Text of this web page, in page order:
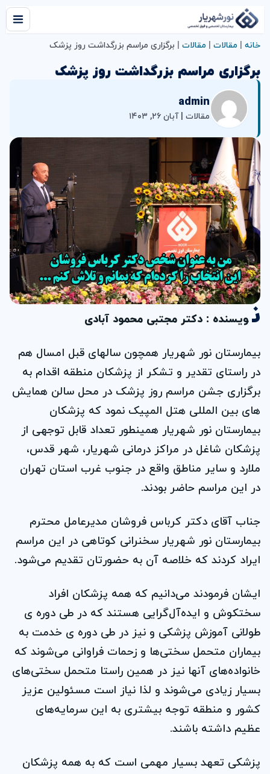
خانه مقالات مقالات برگزاری مراسم بزرگداشت روز پزشک
برگزاری مراسم بزرگداشت روز پزشک
admin
مقالات | آبان ۲۶, ۱۴۰۳
ن ویسنده : دکتر مجتبی محمود آبادی
بیمارستان نور شهریار همچون سالهای قبل امسال هم
در راستای تقدیر و تشکر از پزشکان منطقه اقدام به
برگزاری جشن مراسم روز پزشک در محل سالن همایش
های بین المللی هتل المپیک نمود که پزشکان
بیمارستان نور شهریار همینطور تعداد قابل توجهی از
پزشکان شاغل در مراکز درمانی شهریار، شهر قدس،
ملارد و سایر مناطق واقع در جنوب غرب استان تهران
در این مراسم حاضر بودند.
جناب آقای دکتر کرباس فروشان مدیرعامل محترم
بیمارستان نور شهریار سخنرانی کوتاهی در این مراسم
ایراد کردند که خلاصه آن به حضورتان تقدیم می‌شود.
ایشان فرمودند می‌دانیم که همه پزشکان افراد
سختکوش و ایده‌آل‌گرایی هستند که در طی دوره ی
طولانی آموزش پزشکی و نیز در طی دوره ی خدمت به
بیماران متحمل سختی‌ها و زحمات فراوانی می‌شوند که
خانواده‌های آنها نیز در همین راستا متحمل سختی‌های
بسیار زیادی می‌شوند و لذا نیاز است مسئولین عزیز
کشور و منطقه توجه بیشتری به این سرمایه‌های
عظیم داشته باشند.
پزشکی تعهد بسیار مهمی است که به همه پزشکان